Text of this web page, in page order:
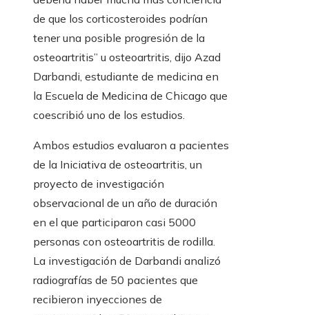
de que los corticosteroides podrían
tener una posible progresión de la
osteoartritis” u osteoartritis, dijo Azad
Darbandi, estudiante de medicina en
la Escuela de Medicina de Chicago que
coescribió uno de los estudios.
Ambos estudios evaluaron a pacientes
de la Iniciativa de osteoartritis, un
proyecto de investigación
observacional de un año de duración
en el que participaron casi 5000
personas con osteoartritis de rodilla.
La investigación de Darbandi analizó
radiografías de 50 pacientes que
recibieron inyecciones de